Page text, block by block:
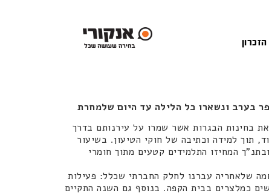
הזכרון
בערב ונשארו כל הלילה עד היום שלמחרת
בחינות הבגרות אשר שמרו על עירנותם בדרך
תוך למידה וכתיבה של חוקי הטיעון. בשיעור
המחיזו התלמידים קטעים מתוך חומרי
שלאחריה עברנו לחלק החברתי שכלל: פעילות
כמלצרים בבית הקפה. בנוסף גם השנה התקיים